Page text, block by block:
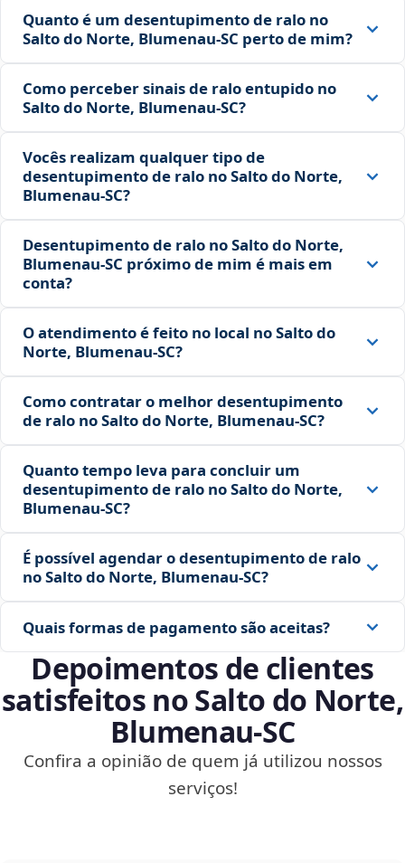
Quanto é um desentupimento de ralo no
Salto do Norte, Blumenau‑SC perto de mim?
Como perceber sinais de ralo entupido no
Salto do Norte, Blumenau‑SC?
Vocês realizam qualquer tipo de
desentupimento de ralo no Salto do Norte,
Blumenau‑SC?
Desentupimento de ralo no Salto do Norte,
Blumenau‑SC próximo de mim é mais em
conta?
O atendimento é feito no local no Salto do
Norte, Blumenau‑SC?
Como contratar o melhor desentupimento
de ralo no Salto do Norte, Blumenau‑SC?
Quanto tempo leva para concluir um
desentupimento de ralo no Salto do Norte,
Blumenau‑SC?
É possível agendar o desentupimento de ralo
no Salto do Norte, Blumenau‑SC?
Quais formas de pagamento são aceitas?
Depoimentos de clientes
satisfeitos no Salto do Norte,
Blumenau‑SC
Confira a opinião de quem já utilizou nossos
serviços!